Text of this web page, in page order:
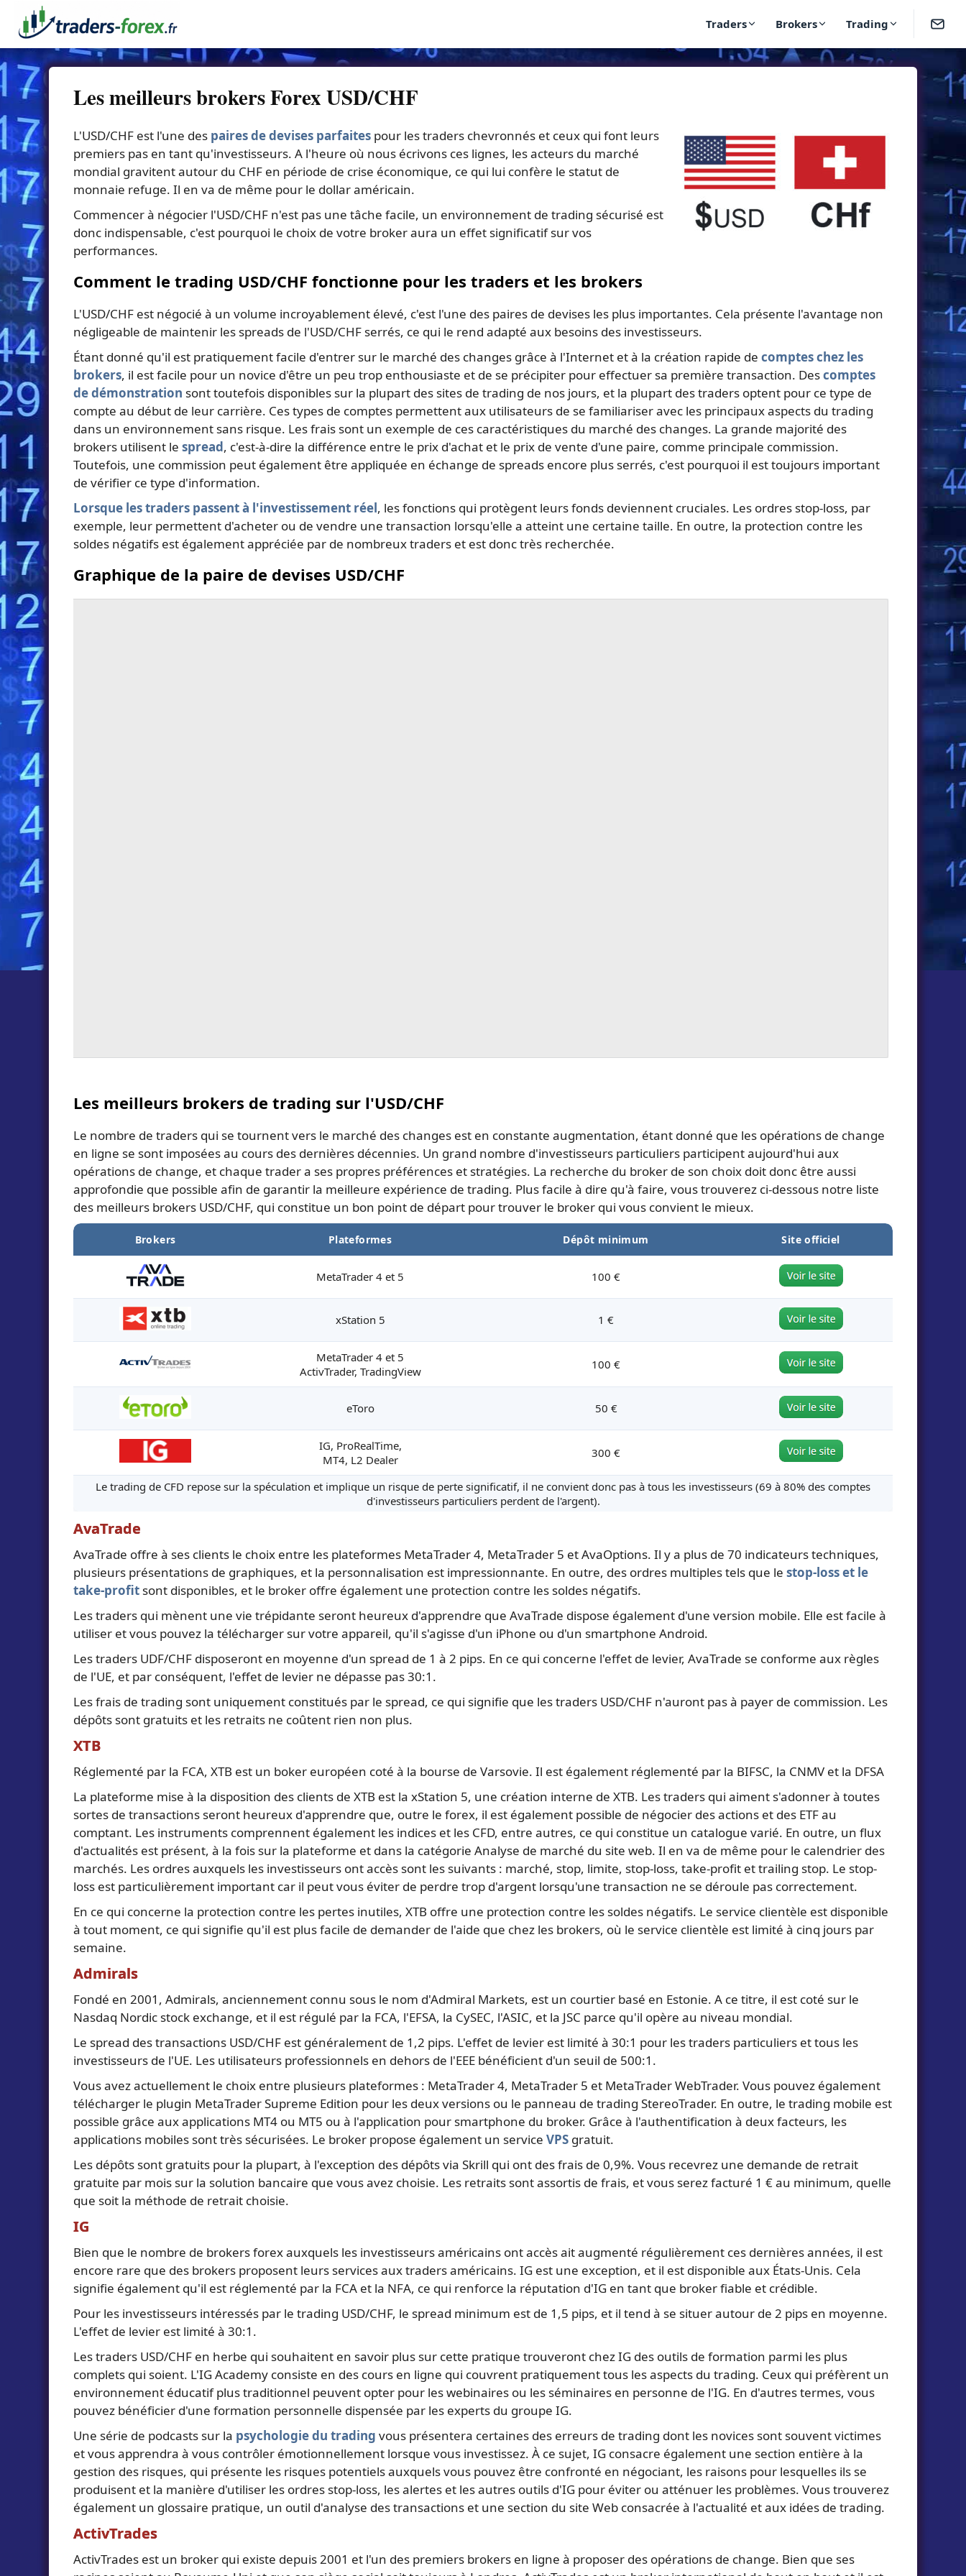
Traders Brokers Trading
Les meilleurs brokers Forex USD/CHF
L'USD/CHF est l'une des paires de devises parfaites pour les traders chevronnés et ceux qui font leurs
premiers pas en tant qu'investisseurs. A l'heure où nous écrivons ces lignes, les acteurs du marché
mondial gravitent autour du CHF en période de crise économique, ce qui lui confère le statut de
monnaie refuge. Il en va de même pour le dollar américain.
Commencer à négocier l'USD/CHF n'est pas une tâche facile, un environnement de trading sécurisé est
donc indispensable, c'est pourquoi le choix de votre broker aura un effet significatif sur vos
performances.
Comment le trading USD/CHF fonctionne pour les traders et les brokers
L'USD/CHF est négocié à un volume incroyablement élevé, c'est l'une des paires de devises les plus importantes. Cela présente l'avantage non
négligeable de maintenir les spreads de l'USD/CHF serrés, ce qui le rend adapté aux besoins des investisseurs.
Étant donné qu'il est pratiquement facile d'entrer sur le marché des changes grâce à l'Internet et à la création rapide de comptes chez les
brokers, il est facile pour un novice d'être un peu trop enthousiaste et de se précipiter pour effectuer sa première transaction. Descomptes
de démonstration sont toutefois disponibles sur la plupart des sites de trading de nos jours, et la plupart des traders optent pour ce type de
compte au début de leur carrière. Ces types de comptes permettent aux utilisateurs de se familiariser avec les principaux aspects du trading
dans un environnement sans risque. Les frais sont un exemple de ces caractéristiques du marché des changes. La grande majorité des
brokers utilisent le spread, c'est-à-dire la différence entre le prix d'achat et le prix de vente d'une paire, comme principale commission.
Toutefois, une commission peut également être appliquée en échange de spreads encore plus serrés, c'est pourquoi il est toujours important
de vérifier ce type d'information.
Lorsque les traders passent à l'investissement réel, les fonctions qui protègent leurs fonds deviennent cruciales. Les ordres stop-loss, par
exemple, leur permettent d'acheter ou de vendre une transaction lorsqu'elle a atteint une certaine taille. En outre, la protection contre les
soldes négatifs est également appréciée par de nombreux traders et est donc très recherchée.
Graphique de la paire de devises USD/CHF
Les meilleurs brokers de trading sur l'USD/CHF
Le nombre de traders qui se tournent vers le marché des changes est en constante augmentation, étant donné que les opérations de change
en ligne se sont imposées au cours des dernières décennies. Un grand nombre d'investisseurs particuliers participent aujourd'hui aux
opérations de change, et chaque trader a ses propres préférences et stratégies. La recherche du broker de son choix doit donc être aussi
approfondie que possible afin de garantir la meilleure expérience de trading. Plus facile à dire qu'à faire, vous trouverez ci-dessous notre liste
des meilleurs brokers USD/CHF, qui constitue un bon point de départ pour trouver le broker qui vous convient le mieux.
Brokers Plateformes Dépôt minimum Site officiel
MetaTrader 4 et 5 100 €
xStation 5 1 €
MetaTrader 4 et 5
ActivTrader, TradingView
100 €
eToro 50 €
IG, ProRealTime,
MT4, L2 Dealer
300 €
Le trading de CFD repose sur la spéculation et implique un risque de perte significatif, il ne convient donc pas à tous les investisseurs (69 à 80% des comptes
d'investisseurs particuliers perdent de l'argent).
AvaTrade
AvaTrade offre à ses clients le choix entre les plateformes MetaTrader 4, MetaTrader 5 et AvaOptions. Il y a plus de 70 indicateurs techniques,
plusieurs présentations de graphiques, et la personnalisation est impressionnante. En outre, des ordres multiples tels que le stop-loss et le
take-profit sont disponibles, et le broker offre également une protection contre les soldes négatifs.
Les traders qui mènent une vie trépidante seront heureux d'apprendre que AvaTrade dispose également d'une version mobile. Elle est facile à
utiliser et vous pouvez la télécharger sur votre appareil, qu'il s'agisse d'un iPhone ou d'un smartphone Android.
Les traders UDF/CHF disposeront en moyenne d'un spread de 1 à 2 pips. En ce qui concerne l'effet de levier, AvaTrade se conforme aux règles
de l'UE, et par conséquent, l'effet de levier ne dépasse pas 30:1.
Les frais de trading sont uniquement constitués par le spread, ce qui signifie que les traders USD/CHF n'auront pas à payer de commission. Les
dépôts sont gratuits et les retraits ne coûtent rien non plus.
XTB
Réglementé par la FCA, XTB est un boker européen coté à la bourse de Varsovie. Il est également réglementé par la BIFSC, la CNMV et la DFSA
La plateforme mise à la disposition des clients de XTB est la xStation 5, une création interne de XTB. Les traders qui aiment s'adonner à toutes
sortes de transactions seront heureux d'apprendre que, outre le forex, il est également possible de négocier des actions et des ETF au
comptant. Les instruments comprennent également les indices et les CFD, entre autres, ce qui constitue un catalogue varié. En outre, un flux
d'actualités est présent, à la fois sur la plateforme et dans la catégorie Analyse de marché du site web. Il en va de même pour le calendrier des
marchés. Les ordres auxquels les investisseurs ont accès sont les suivants : marché, stop, limite, stop-loss, take-profit et trailing stop. Le stop-
loss est particulièrement important car il peut vous éviter de perdre trop d'argent lorsqu'une transaction ne se déroule pas correctement.
En ce qui concerne la protection contre les pertes inutiles, XTB offre une protection contre les soldes négatifs. Le service clientèle est disponible
à tout moment, ce qui signifie qu'il est plus facile de demander de l'aide que chez les brokers, où le service clientèle est limité à cinq jours par
semaine.
Admirals
Fondé en 2001, Admirals, anciennement connu sous le nom d'Admiral Markets, est un courtier basé en Estonie. A ce titre, il est coté sur le
Nasdaq Nordic stock exchange, et il est régulé par la FCA, l'EFSA, la CySEC, l'ASIC, et la JSC parce qu'il opère au niveau mondial.
Le spread des transactions USD/CHF est généralement de 1,2 pips. L'effet de levier est limité à 30:1 pour les traders particuliers et tous les
investisseurs de l'UE. Les utilisateurs professionnels en dehors de l'EEE bénéficient d'un seuil de 500:1.
Vous avez actuellement le choix entre plusieurs plateformes : MetaTrader 4, MetaTrader 5 et MetaTrader WebTrader. Vous pouvez également
télécharger le plugin MetaTrader Supreme Edition pour les deux versions ou le panneau de trading StereoTrader. En outre, le trading mobile est
possible grâce aux applications MT4 ou MT5 ou à l'application pour smartphone du broker. Grâce à l'authentification à deux facteurs, les
applications mobiles sont très sécurisées. Le broker propose également un service VPS gratuit.
Les dépôts sont gratuits pour la plupart, à l'exception des dépôts via Skrill qui ont des frais de 0,9%. Vous recevrez une demande de retrait
gratuite par mois sur la solution bancaire que vous avez choisie. Les retraits sont assortis de frais, et vous serez facturé 1 € au minimum, quelle
que soit la méthode de retrait choisie.
IG
Bien que le nombre de brokers forex auxquels les investisseurs américains ont accès ait augmenté régulièrement ces dernières années, il est
encore rare que des brokers proposent leurs services aux traders américains. IG est une exception, et il est disponible aux États-Unis. Cela
signifie également qu'il est réglementé par la FCA et la NFA, ce qui renforce la réputation d'IG en tant que broker fiable et crédible.
Pour les investisseurs intéressés par le trading USD/CHF, le spread minimum est de 1,5 pips, et il tend à se situer autour de 2 pips en moyenne.
L'effet de levier est limité à 30:1.
Les traders USD/CHF en herbe qui souhaitent en savoir plus sur cette pratique trouveront chez IG des outils de formation parmi les plus
complets qui soient. L'IG Academy consiste en des cours en ligne qui couvrent pratiquement tous les aspects du trading. Ceux qui préfèrent un
environnement éducatif plus traditionnel peuvent opter pour les webinaires ou les séminaires en personne de l'IG. En d'autres termes, vous
pouvez bénéficier d'une formation personnelle dispensée par les experts du groupe IG.
Une série de podcasts sur la psychologie du trading vous présentera certaines des erreurs de trading dont les novices sont souvent victimes
et vous apprendra à vous contrôler émotionnellement lorsque vous investissez. À ce sujet, IG consacre également une section entière à la
gestion des risques, qui présente les risques potentiels auxquels vous pouvez être confronté en négociant, les raisons pour lesquelles ils se
produisent et la manière d'utiliser les ordres stop-loss, les alertes et les autres outils d'IG pour éviter ou atténuer les problèmes. Vous trouverez
également un glossaire pratique, un outil d'analyse des transactions et une section du site Web consacrée à l'actualité et aux idées de trading.
ActivTrades
ActivTrades est un broker qui existe depuis 2001 et l'un des premiers brokers en ligne à proposer des opérations de change. Bien que ses